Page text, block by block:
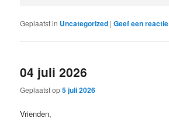
Geplaatst in Uncategorized |Geef een reactie
04 juli 2026
Geplaatst op5 juli 2026
Vrienden,